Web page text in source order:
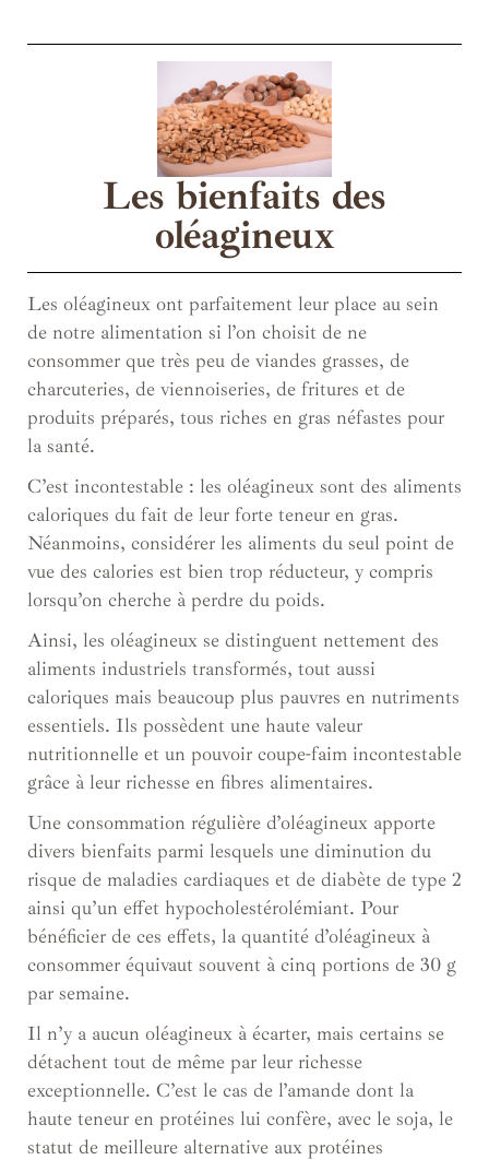
Les bienfaits des
oléagineux
Les oléagineux ont parfaitement leur place au sein
de notre alimentation si l’on choisit de ne
consommer que très peu de viandes grasses, de
charcuteries, de viennoiseries, de fritures et de
produits préparés, tous riches en gras néfastes pour
la santé.
C’est incontestable : les oléagineux sont des aliments
caloriques du fait de leur forte teneur en gras.
Néanmoins, considérer les aliments du seul point de
vue des calories est bien trop réducteur, y compris
lorsqu’on cherche à perdre du poids.
Ainsi, les oléagineux se distinguent nettement des
aliments industriels transformés, tout aussi
caloriques mais beaucoup plus pauvres en nutriments
essentiels. Ils possèdent une haute valeur
nutritionnelle et un pouvoir coupe-faim incontestable
grâce à leur richesse en fibres alimentaires.
Une consommation régulière d’oléagineux apporte
divers bienfaits parmi lesquels une diminution du
risque de maladies cardiaques et de diabète de type 2
ainsi qu’un effet hypocholestérolémiant. Pour
bénéficier de ces effets, la quantité d’oléagineux à
consommer équivaut souvent à cinq portions de 30 g
par semaine.
Il n’y a aucun oléagineux à écarter, mais certains se
détachent tout de même par leur richesse
exceptionnelle. C’est le cas de l’amande dont la
haute teneur en protéines lui confère, avec le soja, le
statut de meilleure alternative aux protéines